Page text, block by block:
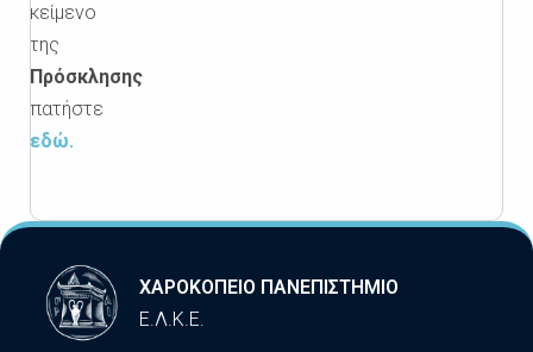
κείμενο
της
Πρόσκλησης
πατήστε
εδώ.
ΧΑΡΟΚΟΠΕΙΟ ΠΑΝΕΠΙΣΤΗΜΙΟ
Ε.Λ.Κ.Ε.